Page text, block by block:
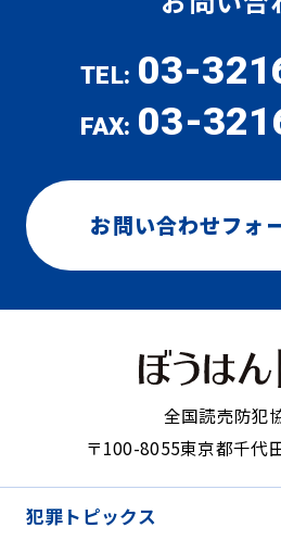
TEL: 03-
FAX: 03-
お問い合わせフォ
全国読売防犯
〒100-8055東京都千代
犯罪トピックス